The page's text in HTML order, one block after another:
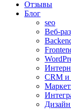
Отзывы
Блог
seo
Веб-
CRM и